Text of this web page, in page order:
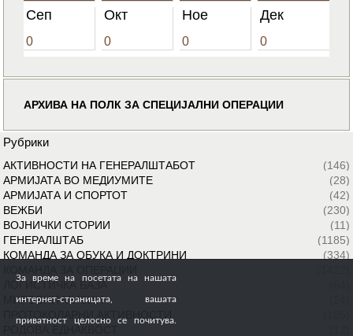
Сеп
0
Окт
0
Ное
0
Дек
0
АРХИВА НА ПОЛК ЗА СПЕЦИЈАЛНИ ОПЕРАЦИИ
Рубрики
АКТИВНОСТИ НА ГЕНЕРАЛШТАБОТ
(146)
АРМИЈАТА ВО МЕДИУМИТЕ
(28)
АРМИЈАТА И СПОРТОТ
(42)
ВЕЖБИ
(230)
ВОЈНИЧКИ СТОРИИ
(11)
ГЕНЕРАЛШТАБ
(1185)
КОМАНДА ЗА ОБУКА И ДОКТРИНИ
(334)
ЛОГИСТИЧКА БАЗА
МИРОВНИ МИСИИ
За време на посетата на нашата
интернет-страницата, вашата
приватност целосно се почитува.